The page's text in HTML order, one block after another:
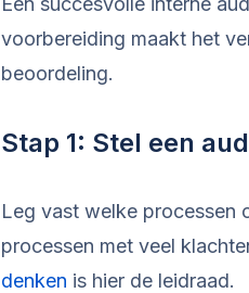
voorbereiding maakt het
beoordeling.
Stap 1: Stel een
Leg vast welke processen
processen met veel
denken is hier de leidraad.